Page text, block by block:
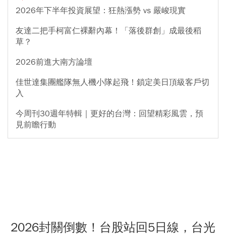
2026年下半年投資展望：狂熱漲勢 vs 嚴峻現實
友達二把手柯富仁裸辭內幕！「落後群創」成最後稻
草？
2026前進大南方論壇
佳世達集團艦隊無人機小隊起飛！鎖定美日頂級客戶切
入
今周刊30週年特輯｜更好的台灣：回望精彩風雲，預
見前瞻行動
2026封關倒數！台股站回5日線，台光